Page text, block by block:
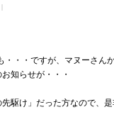
|
・・・ですが、マヌーさん
知らせが・・・
駆け」だった方なので、